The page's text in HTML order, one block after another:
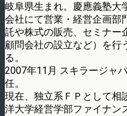
岐阜県生まれ。慶應義塾大
会社にて営業・経営企画部
託や株式の販売、セミナー
顧問会社の設立など）を行
る。
2007年11月 スキラージャ
任。
現在、独立系ＦＰとして相
洋大学経営学部ファイナン